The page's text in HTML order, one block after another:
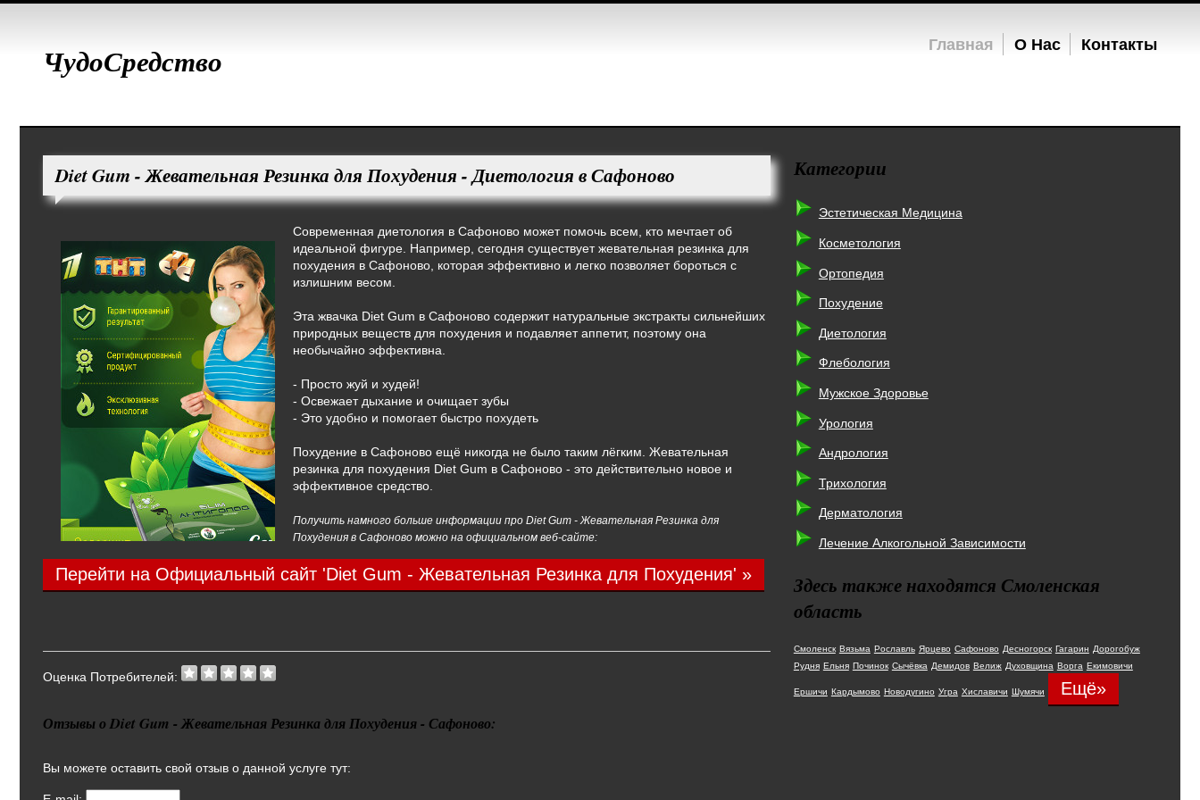
ЧудоСредство Главная О Нас Контакты
Diet Gum - Жевательная Резинка для Похудения - Диетология в Сафоново
Современная диетология в Сафоново может помочь всем, кто мечтает об
идеальной фигуре. Например, сегодня существует жевательная резинка для
похудения в Сафоново, которая эффективно и легко позволяет бороться с
излишним весом.
Эта жвачка Diet Gum в Сафоново содержит натуральные экстракты сильнейших
природных веществ для похудения и подавляет аппетит, поэтому она
необычайно эффективна.
- Просто жуй и худей!
- Освежает дыхание и очищает зубы
- Это удобно и помогает быстро похудеть
Похудение в Сафоново ещё никогда не было таким лёгким. Жевательная
резинка для похудения Diet Gum в Сафоново - это действительно новое и
эффективное средство.
Получить намного больше информации про Diet Gum - Жевательная Резинка для
Похудения в Сафоново можно на официальном веб-сайте:
Перейти на Официальный сайт 'Diet Gum - Жевательная Резинка для Похудения' »
Оценка Потребителей:
Отзывы о Diet Gum - Жевательная Резинка для Похудения - Сафоново:
Вы можете оставить свой отзыв о данной услуге тут:
Категории
Эстетическая Медицина
Косметология
Ортопедия
Похудение
Диетология
Флебология
Мужское Здоровье
Урология
Андрология
Трихология
Дерматология
Лечение Алкогольной Зависимости
Здесь также находятся Смоленская
область
Смоленск Вязьма Рославль Ярцево Сафоново Десногорск Гагарин Дорогобуж
Рудня Ельня Починок Сычёвка Демидов Велиж Духовщина Ворга Екимовичи
Ершичи Кардымово Новодугино Угра Хиславичи Шумячи Ещё»